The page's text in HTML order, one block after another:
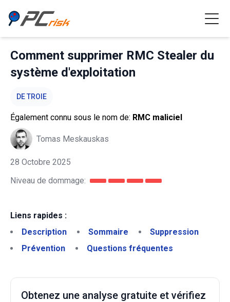
Comment supprimer RMC Stealer du
système d'exploitation
DE TROIE
Également connu sous le nom de: RMC maliciel
Tomas Meskauskas
28 Octobre 2025
Niveau de dommage:
Liens rapides :
Description
Sommaire
Suppression
Prévention
Questions fréquentes
Obtenez une analyse gratuite et vérifiez